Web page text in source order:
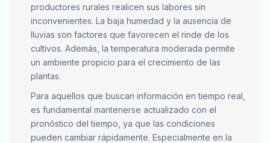
productores rurales realicen sus labores sin
inconvenientes. La baja humedad y la ausencia de
lluvias son factores que favorecen el rinde de los
cultivos. Además, la temperatura moderada permite
un ambiente propicio para el crecimiento de las
plantas.
Para aquellos que buscan información en tiempo real,
es fundamental mantenerse actualizado con el
pronóstico del tiempo, ya que las condiciones
pueden cambiar rápidamente. Especialmente en la